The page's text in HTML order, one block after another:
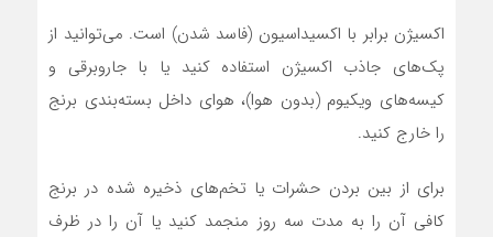
اکسیژن برابر با اکسیداسیون (فاسد شدن) است. می‌توانید از
پک‌های جاذب اکسیژن استفاده کنید یا با جاروبرقی و
کیسه‌های ویکیوم (بدون هوا)، هوای داخل بسته‌بندی برنج
را خارج کنید.
برای از بین بردن حشرات یا تخم‌های ذخیره شده در برنج
کافی آن را به مدت سه روز منجمد کنید یا آن را در ظرف